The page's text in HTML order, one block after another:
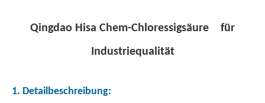
Qingdao Hisa Chem-Chloressigsäure für
Industriequalität
1. Detailbeschreibung: